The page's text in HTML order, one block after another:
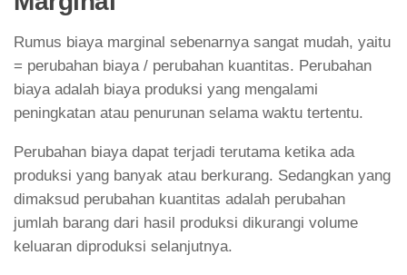
Rumus biaya marginal sebenarnya sangat mudah, yaitu
= perubahan biaya / perubahan kuantitas. Perubahan
biaya adalah biaya produksi yang mengalami
peningkatan atau penurunan selama waktu tertentu.
Perubahan biaya dapat terjadi terutama ketika ada
produksi yang banyak atau berkurang. Sedangkan yang
dimaksud perubahan kuantitas adalah perubahan
jumlah barang dari hasil produksi dikurangi volume
keluaran diproduksi selanjutnya.